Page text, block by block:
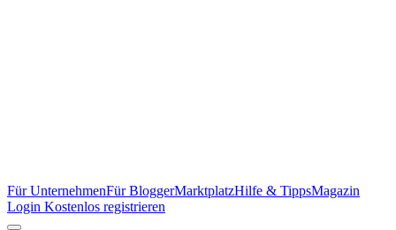
Für UnternehmenFür BloggerMarktplatzHilfe & TippsMagazin
Login Kostenlos registrieren